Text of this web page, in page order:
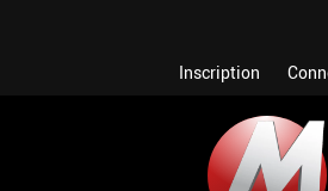
Inscription